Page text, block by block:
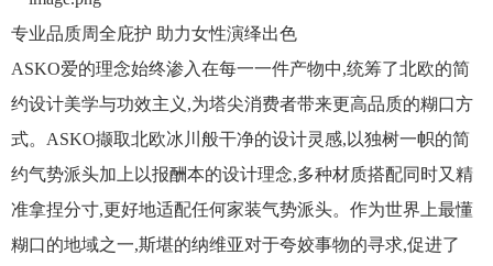
专业品质周全庇护 助力女性演绎出色
ASKO爱的理念始终渗入在每一一件产物中,统筹了北欧的简
约设计美学与功效主义,为塔尖消费者带来更高品质的糊口方
式。ASKO撷取北欧冰川般干净的设计灵感,以独树一帜的简
约气势派头加上以报酬本的设计理念,多种材质搭配同时又精
准拿捏分寸,更好地适配任何家装气势派头。作为世界上最懂
糊口的地域之一,斯堪的纳维亚对于夸姣事物的寻求,促进了